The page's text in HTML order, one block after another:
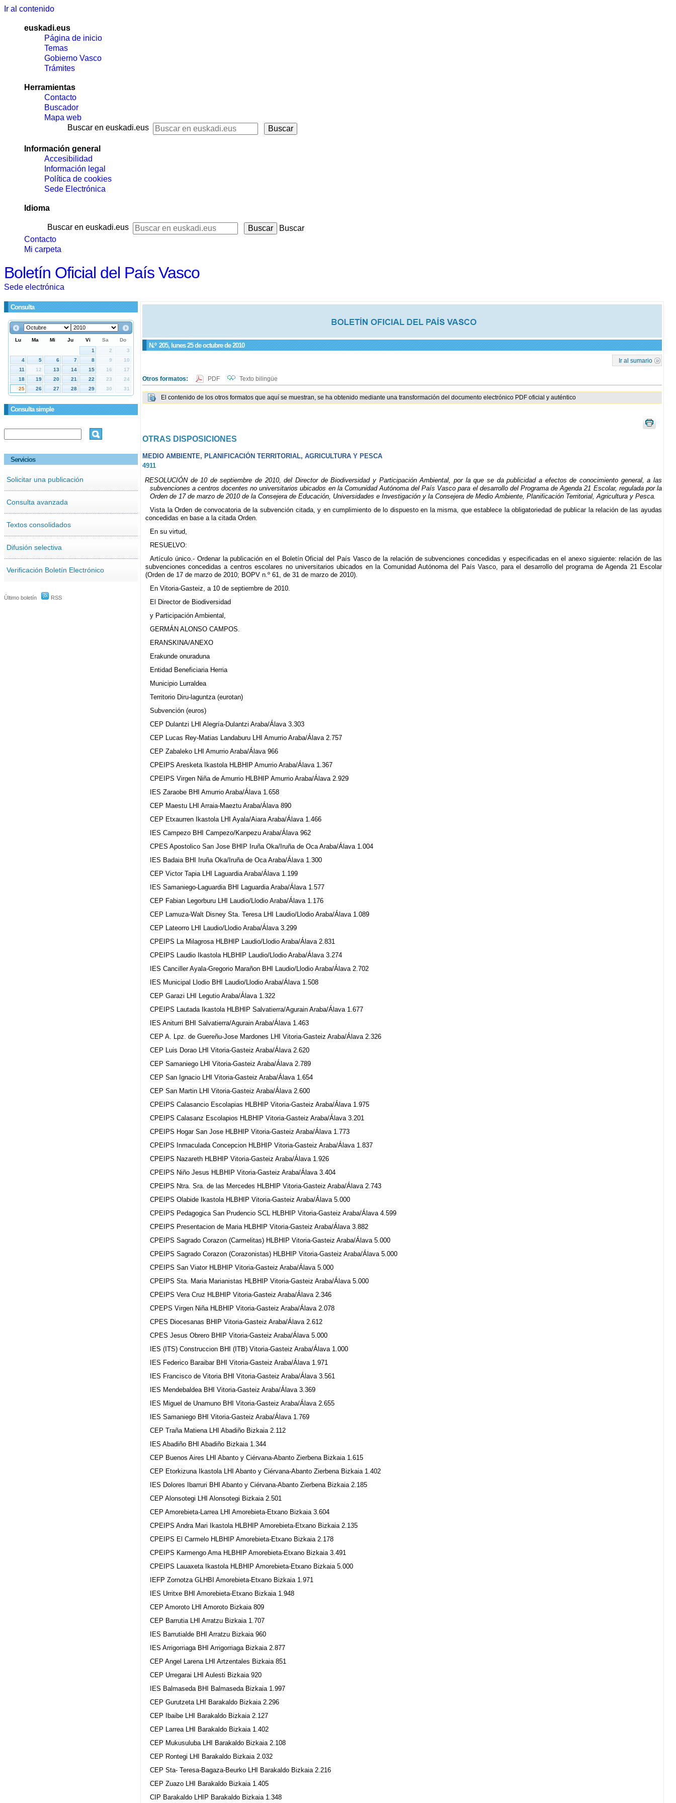
Ir al contenido
euskadi.eus
Página de inicio
Temas
Gobierno Vasco
Trámites
Herramientas
Contacto
Buscador
Mapa web
Buscar en euskadi.eus
Información general
Accesibilidad
Información legal
Política de cookies
Sede Electrónica
Idioma
Buscar en euskadi.eus
Buscar
Contacto
Mi carpeta
Boletín Oficial del País Vasco
Sede electrónica
Consulta
Consulta simple
Servicios
Solicitar una publicación
Consulta avanzada
Textos consolidados
Difusión selectiva
Verificación Boletín Electrónico
Último boletín RSS
N.º 205, lunes 25 de octubre de 2010
Ir al sumario
Otros formatos: PDF Texto bilingüe
El contenido de los otros formatos que aquí se muestran, se ha obtenido mediante una transformación del documento electrónico PDF oficial y auténtico
OTRAS DISPOSICIONES
MEDIO AMBIENTE, PLANIFICACIÓN TERRITORIAL, AGRICULTURA Y PESCA
4911
RESOLUCIÓN de 10 de septiembre de 2010, del Director de Biodiversidad y Participación Ambiental, por la que se da publicidad a efectos de conocimiento general, a las
subvenciones a centros docentes no universitarios ubicados en la Comunidad Autónoma del País Vasco para el desarrollo del Programa de Agenda 21 Escolar, regulada por la
Orden de 17 de marzo de 2010 de la Consejera de Educación, Universidades e Investigación y la Consejera de Medio Ambiente, Planificación Territorial, Agricultura y Pesca.
Vista la Orden de convocatoria de la subvención citada, y en cumplimiento de lo dispuesto en la misma, que establece la obligatoriedad de publicar la relación de las ayudas
concedidas en base a la citada Orden.
En su virtud,
RESUELVO:
Artículo único.- Ordenar la publicación en el Boletín Oficial del País Vasco de la relación de subvenciones concedidas y especificadas en el anexo siguiente: relación de las
subvenciones concedidas a centros escolares no universitarios ubicados en la Comunidad Autónoma del País Vasco, para el desarrollo del programa de Agenda 21 Escolar
(Orden de 17 de marzo de 2010; BOPV n.º 61, de 31 de marzo de 2010).
En Vitoria-Gasteiz, a 10 de septiembre de 2010.
El Director de Biodiversidad
y Participación Ambiental,
GERMÁN ALONSO CAMPOS.
ERANSKINA/ANEXO
Erakunde onuraduna
Entidad Beneficiaria Herria
Municipio Lurraldea
Territorio Diru-laguntza (eurotan)
Subvención (euros)
CEP Dulantzi LHI Alegría-Dulantzi Araba/Álava 3.303
CEP Lucas Rey-Matias Landaburu LHI Amurrio Araba/Álava 2.757
CEP Zabaleko LHI Amurrio Araba/Álava 966
CPEIPS Aresketa Ikastola HLBHIP Amurrio Araba/Álava 1.367
CPEIPS Virgen Niña de Amurrio HLBHIP Amurrio Araba/Álava 2.929
IES Zaraobe BHI Amurrio Araba/Álava 1.658
CEP Maestu LHI Arraia-Maeztu Araba/Álava 890
CEP Etxaurren Ikastola LHI Ayala/Aiara Araba/Álava 1.466
IES Campezo BHI Campezo/Kanpezu Araba/Álava 962
CPES Apostolico San Jose BHIP Iruña Oka/Iruña de Oca Araba/Álava 1.004
IES Badaia BHI Iruña Oka/Iruña de Oca Araba/Álava 1.300
CEP Victor Tapia LHI Laguardia Araba/Álava 1.199
IES Samaniego-Laguardia BHI Laguardia Araba/Álava 1.577
CEP Fabian Legorburu LHI Laudio/Llodio Araba/Álava 1.176
CEP Lamuza-Walt Disney Sta. Teresa LHI Laudio/Llodio Araba/Álava 1.089
CEP Lateorro LHI Laudio/Llodio Araba/Álava 3.299
CPEIPS La Milagrosa HLBHIP Laudio/Llodio Araba/Álava 2.831
CPEIPS Laudio Ikastola HLBHIP Laudio/Llodio Araba/Álava 3.274
IES Canciller Ayala-Gregorio Marañon BHI Laudio/Llodio Araba/Álava 2.702
IES Municipal Llodio BHI Laudio/Llodio Araba/Álava 1.508
CEP Garazi LHI Legutio Araba/Álava 1.322
CPEIPS Lautada Ikastola HLBHIP Salvatierra/Agurain Araba/Álava 1.677
IES Aniturri BHI Salvatierra/Agurain Araba/Álava 1.463
CEP A. Lpz. de Guereñu-Jose Mardones LHI Vitoria-Gasteiz Araba/Álava 2.326
CEP Luis Dorao LHI Vitoria-Gasteiz Araba/Álava 2.620
CEP Samaniego LHI Vitoria-Gasteiz Araba/Álava 2.789
CEP San Ignacio LHI Vitoria-Gasteiz Araba/Álava 1.654
CEP San Martin LHI Vitoria-Gasteiz Araba/Álava 2.600
CPEIPS Calasancio Escolapias HLBHIP Vitoria-Gasteiz Araba/Álava 1.975
CPEIPS Calasanz Escolapios HLBHIP Vitoria-Gasteiz Araba/Álava 3.201
CPEIPS Hogar San Jose HLBHIP Vitoria-Gasteiz Araba/Álava 1.773
CPEIPS Inmaculada Concepcion HLBHIP Vitoria-Gasteiz Araba/Álava 1.837
CPEIPS Nazareth HLBHIP Vitoria-Gasteiz Araba/Álava 1.926
CPEIPS Niño Jesus HLBHIP Vitoria-Gasteiz Araba/Álava 3.404
CPEIPS Ntra. Sra. de las Mercedes HLBHIP Vitoria-Gasteiz Araba/Álava 2.743
CPEIPS Olabide Ikastola HLBHIP Vitoria-Gasteiz Araba/Álava 5.000
CPEIPS Pedagogica San Prudencio SCL HLBHIP Vitoria-Gasteiz Araba/Álava 4.599
CPEIPS Presentacion de Maria HLBHIP Vitoria-Gasteiz Araba/Álava 3.882
CPEIPS Sagrado Corazon (Carmelitas) HLBHIP Vitoria-Gasteiz Araba/Álava 5.000
CPEIPS Sagrado Corazon (Corazonistas) HLBHIP Vitoria-Gasteiz Araba/Álava 5.000
CPEIPS San Viator HLBHIP Vitoria-Gasteiz Araba/Álava 5.000
CPEIPS Sta. Maria Marianistas HLBHIP Vitoria-Gasteiz Araba/Álava 5.000
CPEIPS Vera Cruz HLBHIP Vitoria-Gasteiz Araba/Álava 2.346
CPEPS Virgen Niña HLBHIP Vitoria-Gasteiz Araba/Álava 2.078
CPES Diocesanas BHIP Vitoria-Gasteiz Araba/Álava 2.612
CPES Jesus Obrero BHIP Vitoria-Gasteiz Araba/Álava 5.000
IES (ITS) Construccion BHI (ITB) Vitoria-Gasteiz Araba/Álava 1.000
IES Federico Baraibar BHI Vitoria-Gasteiz Araba/Álava 1.971
IES Francisco de Vitoria BHI Vitoria-Gasteiz Araba/Álava 3.561
IES Mendebaldea BHI Vitoria-Gasteiz Araba/Álava 3.369
IES Miguel de Unamuno BHI Vitoria-Gasteiz Araba/Álava 2.655
IES Samaniego BHI Vitoria-Gasteiz Araba/Álava 1.769
CEP Traña Matiena LHI Abadiño Bizkaia 2.112
IES Abadiño BHI Abadiño Bizkaia 1.344
CEP Buenos Aires LHI Abanto y Ciérvana-Abanto Zierbena Bizkaia 1.615
CEP Etorkizuna Ikastola LHI Abanto y Ciérvana-Abanto Zierbena Bizkaia 1.402
IES Dolores Ibarruri BHI Abanto y Ciérvana-Abanto Zierbena Bizkaia 2.185
CEP Alonsotegi LHI Alonsotegi Bizkaia 2.501
CEP Amorebieta-Larrea LHI Amorebieta-Etxano Bizkaia 3.604
CPEIPS Andra Mari Ikastola HLBHIP Amorebieta-Etxano Bizkaia 2.135
CPEIPS El Carmelo HLBHIP Amorebieta-Etxano Bizkaia 2.178
CPEIPS Karmengo Ama HLBHIP Amorebieta-Etxano Bizkaia 3.491
CPEIPS Lauaxeta Ikastola HLBHIP Amorebieta-Etxano Bizkaia 5.000
IEFP Zornotza GLHBI Amorebieta-Etxano Bizkaia 1.971
IES Urritxe BHI Amorebieta-Etxano Bizkaia 1.948
CEP Amoroto LHI Amoroto Bizkaia 809
CEP Barrutia LHI Arratzu Bizkaia 1.707
IES Barrutialde BHI Arratzu Bizkaia 960
IES Arrigorriaga BHI Arrigorriaga Bizkaia 2.877
CEP Angel Larena LHI Artzentales Bizkaia 851
CEP Urregarai LHI Aulesti Bizkaia 920
IES Balmaseda BHI Balmaseda Bizkaia 1.997
CEP Gurutzeta LHI Barakaldo Bizkaia 2.296
CEP Ibaibe LHI Barakaldo Bizkaia 2.127
CEP Larrea LHI Barakaldo Bizkaia 1.402
CEP Mukusuluba LHI Barakaldo Bizkaia 2.108
CEP Rontegi LHI Barakaldo Bizkaia 2.032
CEP Sta- Teresa-Bagaza-Beurko LHI Barakaldo Bizkaia 2.216
CEP Zuazo LHI Barakaldo Bizkaia 1.405
CIP Barakaldo LHIP Barakaldo Bizkaia 1.348